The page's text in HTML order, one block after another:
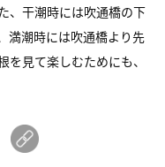
、干潮時には吹通橋の下
満潮時には吹通橋より先
見て楽しむためにも、